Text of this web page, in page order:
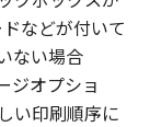
or right,
or
などが付いて
ない場合
ジオプショ
い印刷順序に